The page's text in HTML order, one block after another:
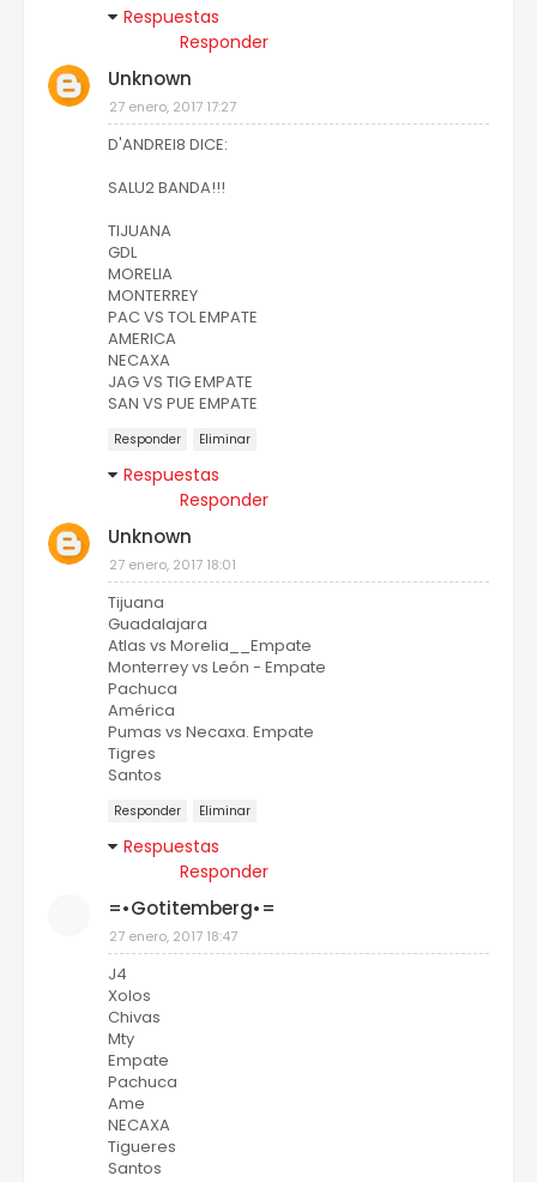
Respuestas
Responder
Unknown
27 enero, 2017 17:27
D'ANDREI8 DICE:
SALU2 BANDA!!!
TIJUANA
GDL
MORELIA
MONTERREY
PAC VS TOL EMPATE
AMERICA
NECAXA
JAG VS TIG EMPATE
SAN VS PUE EMPATE
Responder Eliminar
Respuestas
Responder
Unknown
27 enero, 2017 18:01
Tijuana
Guadalajara
Atlas vs Morelia__Empate
Monterrey vs León - Empate
Pachuca
América
Pumas vs Necaxa. Empate
Tigres
Santos
Responder Eliminar
Respuestas
Responder
=•Gotitemberg•=
27 enero, 2017 18:47
J4
Xolos
Chivas
Mty
Empate
Pachuca
Ame
NECAXA
Tigueres
Santos